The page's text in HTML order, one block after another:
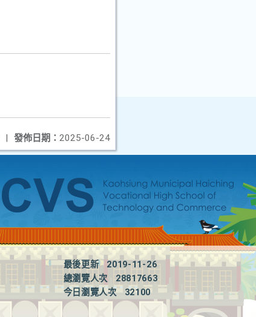
發佈日期： 2025-06-24
|
最後更新
2019-11-26
總瀏覽人次
28817663
今日瀏覽人次
32100